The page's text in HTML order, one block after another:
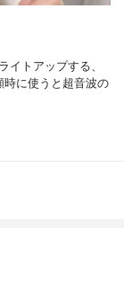
イトアップする、
時に使うと超音波の